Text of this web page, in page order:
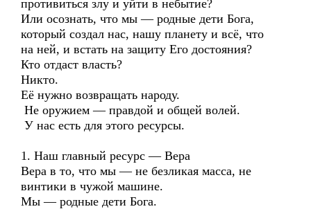
противиться злу и уйти в небытие?
Или осознать, что мы — родные дети Бога,
который создал нас, нашу планету и всё, что
на ней, и встать на защиту Его достояния?
Кто отдаст власть?
Никто.
Её нужно возвращать народу.
Не оружием — правдой и общей волей.
У нас есть для этого ресурсы.
1. Наш главный ресурс — Вера
Вера в то, что мы — не безликая масса, не
винтики в чужой машине.
Мы — родные дети Бога.